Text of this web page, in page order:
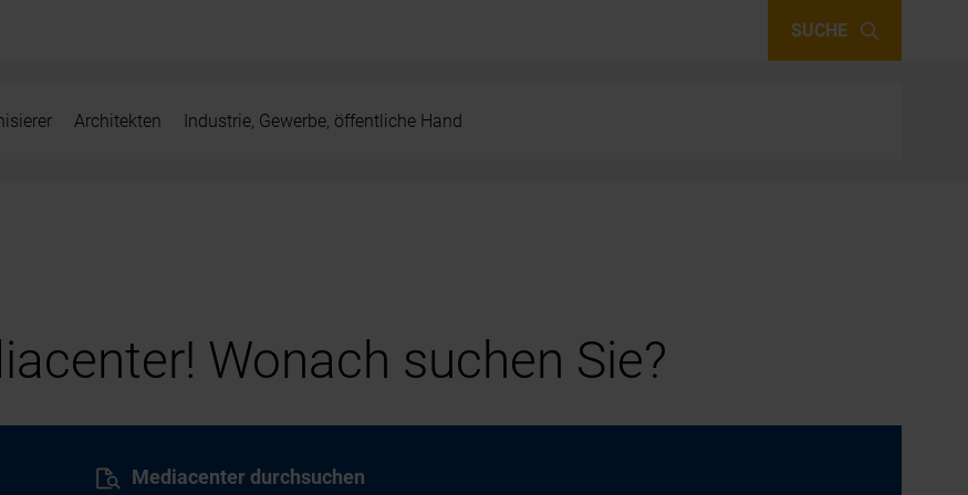
SUCHE
Architekten Industrie, Gewerbe, öffentliche Hand
Wonach suchen Sie?
Mediacenter durchsuchen